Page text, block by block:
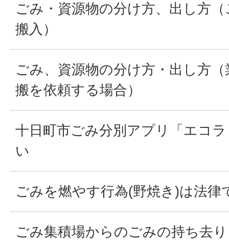
ごみ・資源物の分け方、出し方
搬入）
ごみ、資源物の分け方・出し方
搬を依頼する場合）
十日町市ごみ分別アプリ「エコ
い
ごみを燃やす行為(野焼き)は法律
ごみ集積場からのごみの持ち去